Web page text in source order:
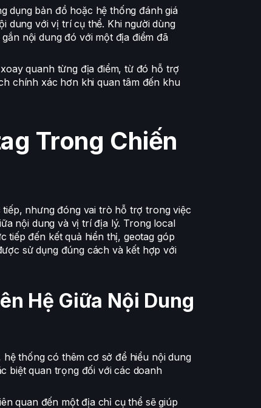
dụng bản đồ hoặc hệ thống đánh giá
dung với vị trí cụ thể. Khi người dùng
nội dung đó với một địa điểm đã
quanh từng địa điểm, từ đó hỗ trợ
chính xác hơn khi quan tâm đến khu
Trong Chiến
nhưng đóng vai trò hỗ trợ trong việc
nội dung và vị trí địa lý. Trong local
tiếp đến kết quả hiển thị, geotag góp
sử dụng đúng cách và kết hợp với
Hệ Giữa Nội Dung
thống có thêm cơ sở để hiểu nội dung
biệt quan trọng đối với các doanh
quan đến một địa chỉ cụ thể sẽ giúp